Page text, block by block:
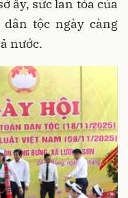
ấy, sức lan tỏa của
tộc ngày càng
nước.